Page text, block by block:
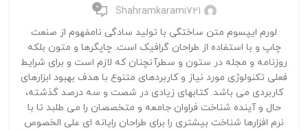
Shahramkarami721
0
لورم ایپسوم متن ساختگی با تولید سادگی نامفهوم از صنعت
چاپ و با استفاده از طراحان گرافیک است. چاپگرها و متون بلکه
روزنامه و مجله در ستون و سطرآنچنان که لازم است و برای شرایط
فعلی تکنولوژی مورد نیاز و کاربردهای متنوع با هدف بهبود ابزارهای
کاربردی می باشد. کتابهای زیادی در شصت و سه درصد گذشته،
حال و آینده شناخت فراوان جامعه و متخصصان را می طلبد تا با
نرم افزارها شناخت بیشتری را برای طراحان رایانه ای علی الخصوص